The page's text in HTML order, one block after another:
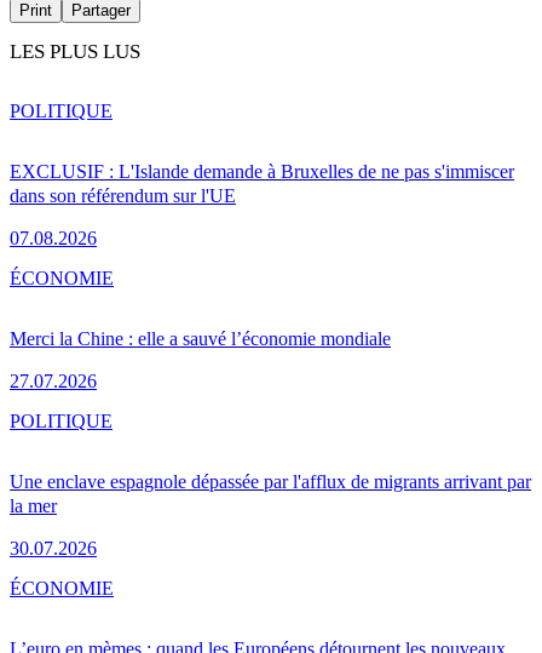
Print Partager
LES PLUS LUS
EXCLUSIF : L'Islande demande à Bruxelles de ne pas s'immiscer
dans son référendum sur l'UE
07.08.2026
POLITIQUE
Merci la Chine : elle a sauvé l’économie mondiale
27.07.2026
ÉCONOMIE
Une enclave espagnole dépassée par l'afflux de migrants arrivant par
la mer
30.07.2026
POLITIQUE
L’euro en mèmes : quand les Européens détournent les nouveaux
ÉCONOMIE